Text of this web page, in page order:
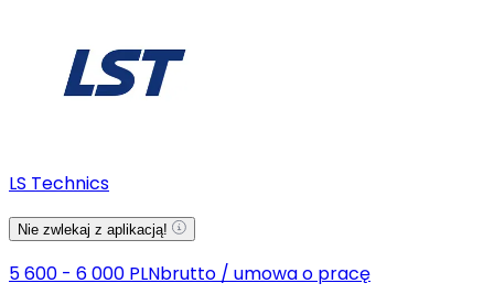
LS Technics
Nie zwlekaj z aplikacją!
5 600 - 6 000 PLNbrutto / umowa o pracę